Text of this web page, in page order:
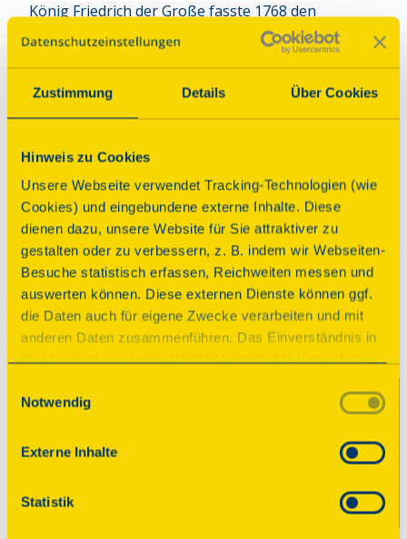
Zustimmung Details Über Cookies
Hinweis zu Cookies
Unsere Webseite verwendet Tracking-Technologien (wie
Cookies) und eingebundene externe Inhalte. Diese
dienen dazu, unsere Website für Sie attraktiver zu
gestalten oder zu verbessern, z. B. indem wir Webseiten-
Besuche statistisch erfassen, Reichweiten messen und
auswerten können. Diese externen Dienste können ggf.
die Daten auch für eigene Zwecke verarbeiten und mit
anderen Daten zusammenführen. Das Einverständnis in
die Verwendung dieser Dienste können Sie hier geben.
unserer Datenschutzerklärung. Durch Anklicken der
einzelner Cookies (Kategorien) in
den Einstellungen erteilen Sie uns Ihre Einwilligung zur
Verarbeitung Ihrer Daten zu den jeweiligen Zwecken. Die
Einwilligung ist freiwillig, für die Nutzung des
Notwendig
Externe Inhalte
Statistik
König Friedrich der Große fasste 1768 den
Entschluss, das 20 Jahre zuvor von Georg
Wenzeslaus von Knobelsdorff unmittelbar neben
Orangeriegebäude in ein Gästeschloss
umgestalten zu lassen. Die Neuen Kammern
Rokoko mit reicher Innenausstattung.
Programm
Die Oberlin Werkstätten bieten eine kostenlose
Führung im Museum Neue Kammern. Neue
Kammern ist ein Schloss im Park Sanssouci. Die
Führung, bei der die Guides ihre persönlichen
Lieblingsstücke im Museum vorstellen,
Preußische Schlösser und Gärten (SPSG).
rollstuhlgerecht